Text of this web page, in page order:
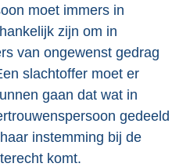
moet immers in
zijn om in
van ongewenst gedrag
slachtoffer moet er
gaan dat wat in
gedeeld
instemming bij de
komt.